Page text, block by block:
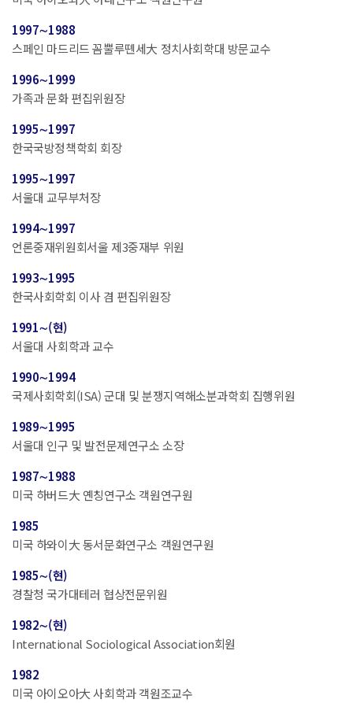
1997∼1988
스페인 마드리드 꼼뿔루뗸세大 정치사회학대 방문교수
1996∼1999
가족과 문화 편집위원장
1995∼1997
한국국방정책학회 회장
1995∼1997
서울대 교무부처장
1994∼1997
언론중재위원회서울 제3중재부 위원
1993∼1995
한국사회학회 이사 겸 편집위원장
1991∼(현)
서울대 사회학과 교수
1990∼1994
국제사회학회(ISA) 군대 및 분쟁지역해소분과학회 집행위원
1989∼1995
서울대 인구 및 발전문제연구소 소장
1987∼1988
미국 하버드大 옌칭연구소 객원연구원
1985
미국 하와이大 동서문화연구소 객원연구원
1985∼(현)
경찰청 국가대테러 협상전문위원
1982∼(현)
International Sociological Association회원
1982
미국 아이오아大 사회학과 객원조교수